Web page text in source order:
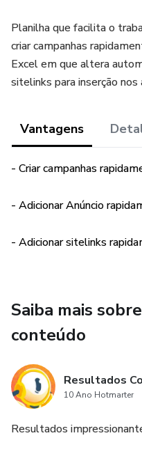
Planilha que facilita o
criar campanhas
Excel em que altera
sitelinks para inserção
Vantagens
- Criar campanhas
- Adicionar Anúncio
- Adicionar sitelinks
Saiba mais
conteúdo
Resultados
10 Ano Hotmarter
Resultados